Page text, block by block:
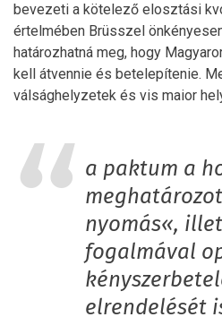
bevezeti a kötelező elosztási
értelmében Brüsszel
határozhatná meg, hogy
kell átvennie és betelepítenie.
válsághelyzetek és vis maior
a paktum a
nyomás«,
fogalmával
elrendelését